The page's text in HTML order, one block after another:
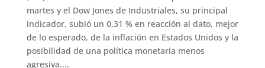
martes y el Dow Jones de Industriales, su principal
indicador, subió un 0,31 % en reacción al dato, mejor
de lo esperado, de la inflación en Estados Unidos y la
posibilidad de una política monetaria menos
agresiva....